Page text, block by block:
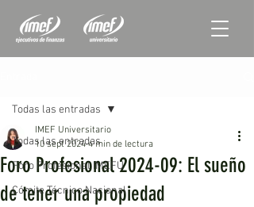
Todas las entradas
Foro Profesional IMEFU
Cómite Técnico Nacional
Todas las entradas
Foro Profesional 2024-09: El sueño
de tener una propiedad
IMEF Universitario
10 sept 2024 4 min de lectura